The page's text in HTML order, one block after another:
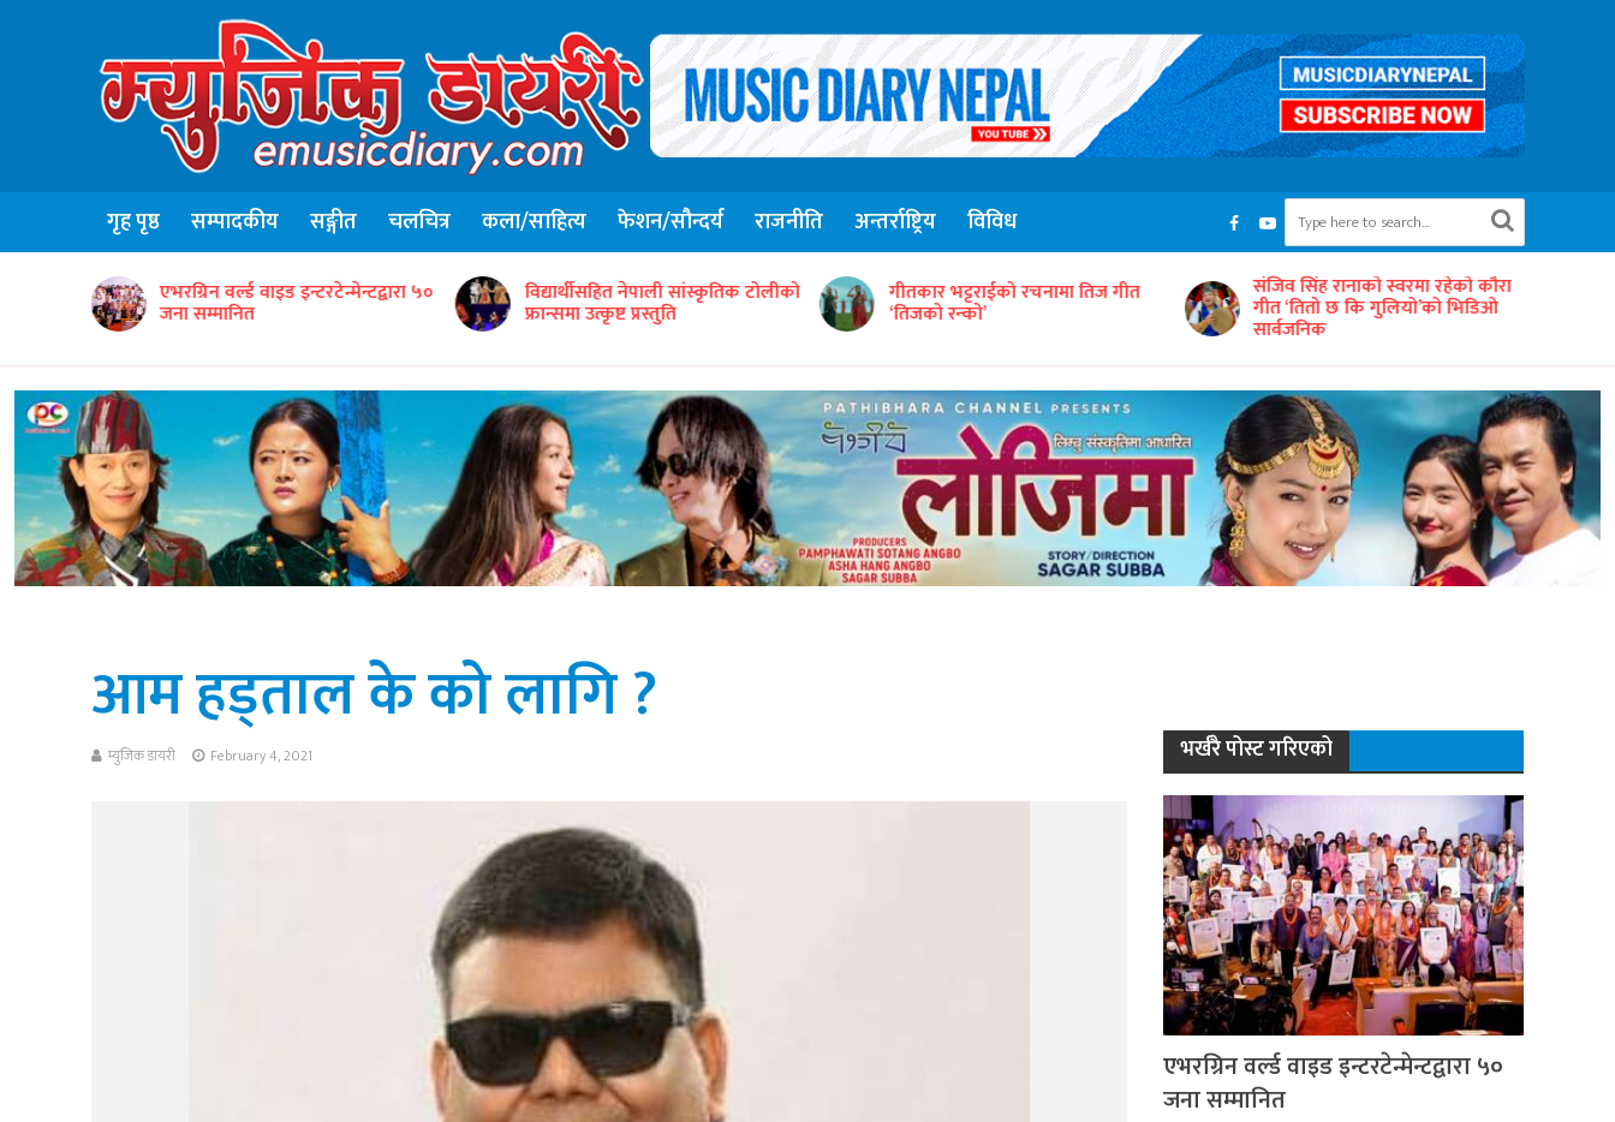
गृह पृष्ठ सम्पादकीय सङ्गीत चलचित्र कला/साहित्य फेशन/सौन्दर्य राजनीति अन्तर्राष्ट्रिय विविध
विद्यार्थीसहित नेपाली सांस्कृतिक टोलीको
फ्रान्समा उत्कृष्ट प्रस्तुति
गीतकार भट्टराईको रचनामा तिज गीत
‘तिजको रन्को’
संजिव सिंह रानाको स्वरमा रहेको कौरा
गीत ‘तितो छ कि गुलियो’को भिडिओ
सार्वजनिक
‘समयको धुनः अधुरो सारङ्गी’ छायाङ्कनको
तयारीमा
आम हड्ताल के को लागि ?
म्युजिक डायरी February 4, 2021 भर्खरै पोस्ट गरिएको
एभरग्रिन वर्ल्ड वाइड इन्टरटेन्मेन्टद्वारा ५०
जना सम्मानित